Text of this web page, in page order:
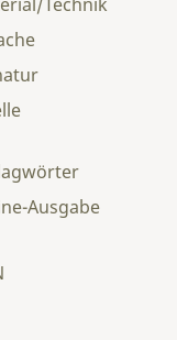
Ausgabe